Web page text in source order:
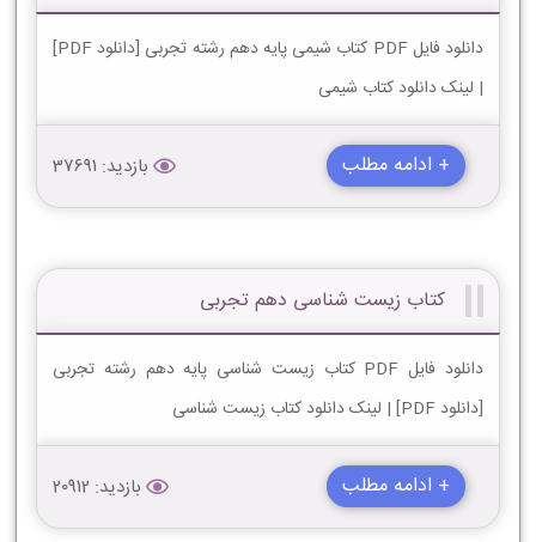
دانلود فایل PDF کتاب شیمی پایه دهم رشته تجربی [دانلود PDF]
| لینک دانلود کتاب شیمی
+ ادامه مطلب بازدید: 37691
کتاب زیست شناسی دهم تجربی
دانلود فایل PDF کتاب زیست شناسی پایه دهم رشته تجربی
[دانلود PDF] | لینک دانلود کتاب زیست شناسی
+ ادامه مطلب بازدید: 20912